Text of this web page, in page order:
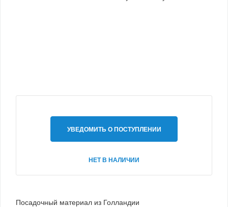
УВЕДОМИТЬ О ПОСТУПЛЕНИИ
НЕТ В НАЛИЧИИ
Посадочный материал из Голландии